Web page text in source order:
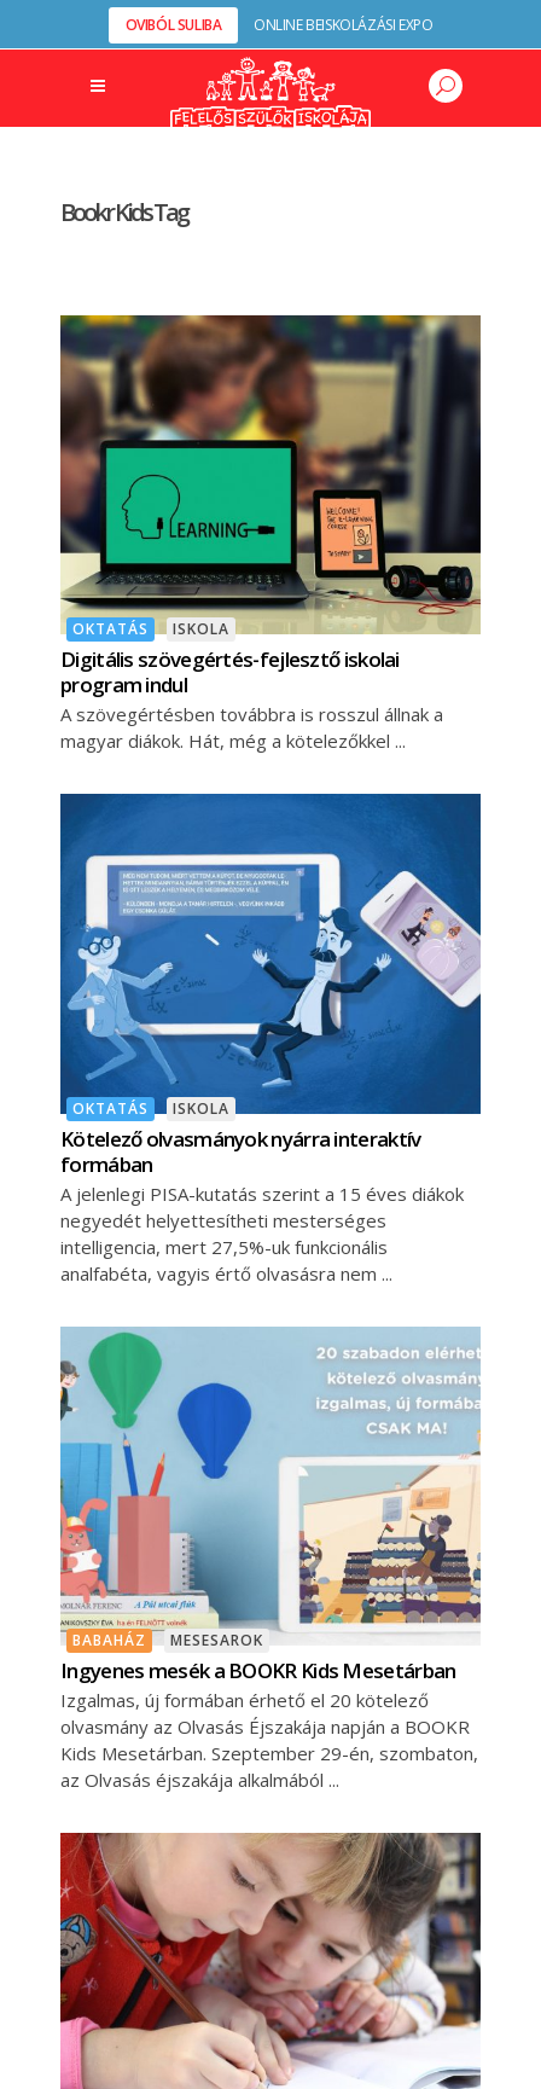
OVIBÓL SULIBA ONLINE BEISKOLÁZÁSI EXPO
Bookr Kids Tag
OKTATÁS ISKOLA
Digitális szövegértés-fejlesztő iskolai
program indul
A szövegértésben továbbra is rosszul állnak a
magyar diákok. Hát, még a kötelezőkkel
OKTATÁS ISKOLA
Kötelező olvasmányok nyárra interaktív
formában
A jelenlegi PISA-kutatás szerint a 15 éves diákok
negyedét helyettesítheti mesterséges
intelligencia, mert 27,5%-uk funkcionális
analfabéta, vagyis értő olvasásra nem
BABAHÁZ MESESAROK
Ingyenes mesék a BOOKR Kids Mesetárban
Izgalmas, új formában érhető el 20 kötelező
olvasmány az Olvasás Éjszakája napján a BOOKR
Kids Mesetárban. Szeptember 29-én, szombaton,
az Olvasás éjszakája alkalmából